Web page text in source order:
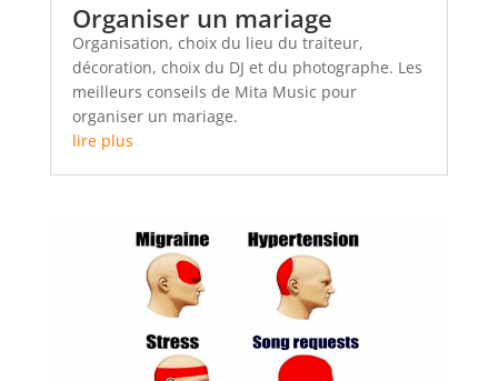
Organiser un mariage
Organisation, choix du lieu du traiteur,
décoration, choix du DJ et du photographe. Les
meilleurs conseils de Mita Music pour
organiser un mariage.
lire plus